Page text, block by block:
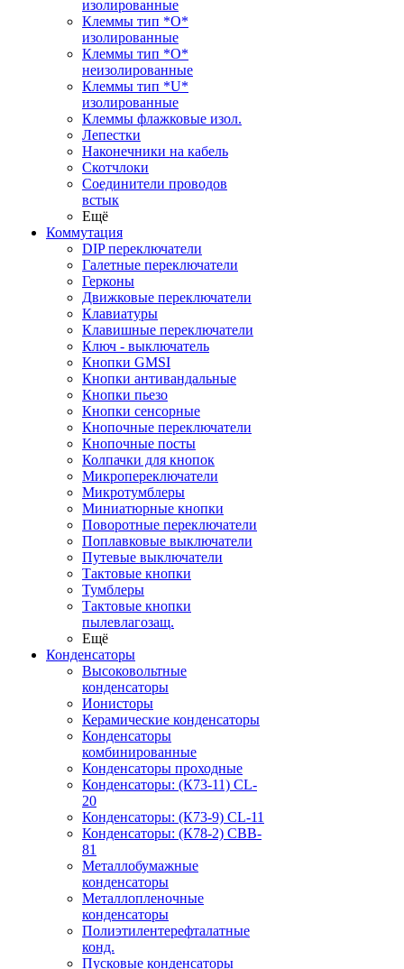
изолированные
Клеммы тип *O*
изолированные
Клеммы тип *O*
неизолированные
Клеммы тип *U*
изолированные
Клеммы флажковые изол.
Лепестки
Наконечники на кабель
Скотчлоки
Соединители проводов
встык
Ещё
Коммутация
DIP переключатели
Галетные переключатели
Герконы
Движковые переключатели
Клавиатуры
Клавишные переключатели
Ключ - выключатель
Кнопки GMSI
Кнопки антивандальные
Кнопки пьезо
Кнопки сенсорные
Кнопочные переключатели
Кнопочные посты
Колпачки для кнопок
Микропереключатели
Микротумблеры
Миниатюрные кнопки
Поворотные переключатели
Поплавковые выключатели
Путевые выключатели
Тактовые кнопки
Тумблеры
Тактовые кнопки
пылевлагозащ.
Ещё
Конденсаторы
Высоковольтные
конденсаторы
Ионисторы
Керамические конденсаторы
Конденсаторы
комбинированные
Конденсаторы проходные
Конденсаторы: (К73-11) CL-
20
Конденсаторы: (К73-9) CL-11
Конденсаторы: (К78-2) CBB-
81
Металлобумажные
конденсаторы
Металлопленочные
конденсаторы
Полиэтилентерефталатные
конд.
Пусковые конденсаторы